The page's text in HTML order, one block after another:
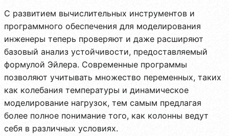
С развитием вычислительных инструментов и
программного обеспечения для моделирования
инженеры теперь проверяют и даже расширяют
базовый анализ устойчивости, предоставляемый
формулой Эйлера. Современные программы
позволяют учитывать множество переменных, таких
как колебания температуры и динамическое
моделирование нагрузок, тем самым предлагая
более полное понимание того, как колонны ведут
себя в различных условиях.